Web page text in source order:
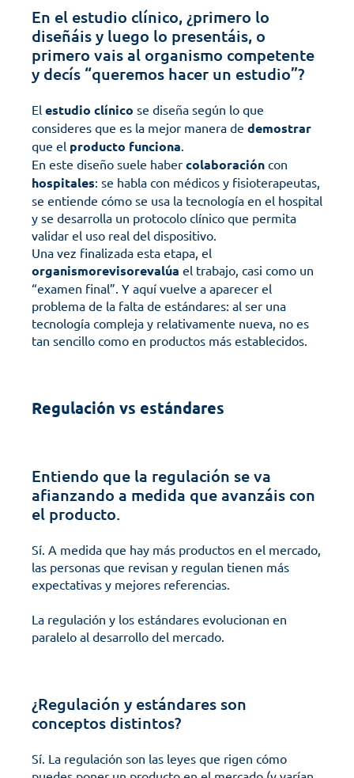
En el estudio clínico, ¿primero lo
diseñáis y luego lo presentáis, o
primero vais al organismo competente
y decís “queremos hacer un estudio”?
El estudio clínico se diseña según lo que
consideres que es la mejor manera de demostrar
que el producto funciona.
En este diseño suele haber colaboración
hospitales: se habla con médicos y fisioterapeutas,
se entiende cómo se usa la tecnología en el hospital
y se desarrolla un protocolo clínico que permita
validar el uso real del dispositivo.
organismorevisorevalúa el trabajo, casi como un
“examen final”. Y aquí vuelve a aparecer el
problema de la falta de estándares: al ser una
tecnología compleja y relativamente nueva, no es
tan sencillo como en productos más establecidos.
Regulación vs estándares
Entiendo que la regulación se va
afianzando a medida que avanzáis con
el producto.
Sí. A medida que hay más productos en el mercado,
las personas que revisan y regulan tienen más
expectativas y mejores referencias.
La regulación y los estándares evolucionan en
paralelo al desarrollo del mercado.
¿Regulación y estándares son
conceptos distintos?
Sí. La regulación son las leyes que rigen cómo